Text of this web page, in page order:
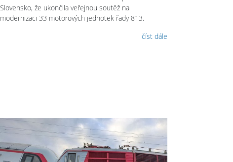
Slovensko, že ukončila veřejnou soutěž na
modernizaci 33 motorových jednotek řady 813.
číst dále